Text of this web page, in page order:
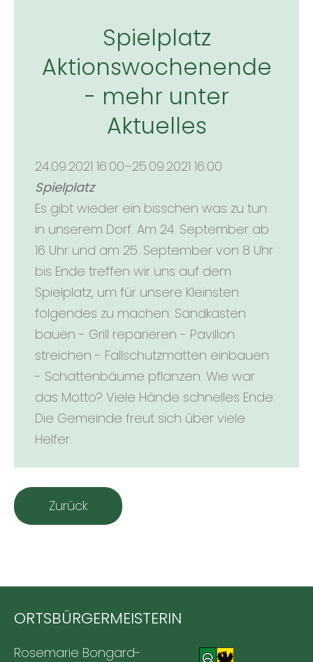
Spielplatz
Aktionswochenende
- mehr unter
Aktuelles
24.09.2021 16:00–25.09.2021 16:00
Spielplatz
Es gibt wieder ein bisschen was zu tun
in unserem Dorf. Am 24. September ab
16 Uhr und am 25. September von 8 Uhr
bis Ende treffen wir uns auf dem
Spielplatz, um für unsere Kleinsten
folgendes zu machen: Sandkasten
bauen - Grill reparieren - Pavillon
streichen - Fallschutzmatten einbauen
- Schattenbäume pflanzen. Wie war
das Motto? Viele Hände schnelles Ende.
Die Gemeinde freut sich über viele
Helfer.
Zurück
ORTSBÜRGERMEISTERIN
Rosemarie Bongard-